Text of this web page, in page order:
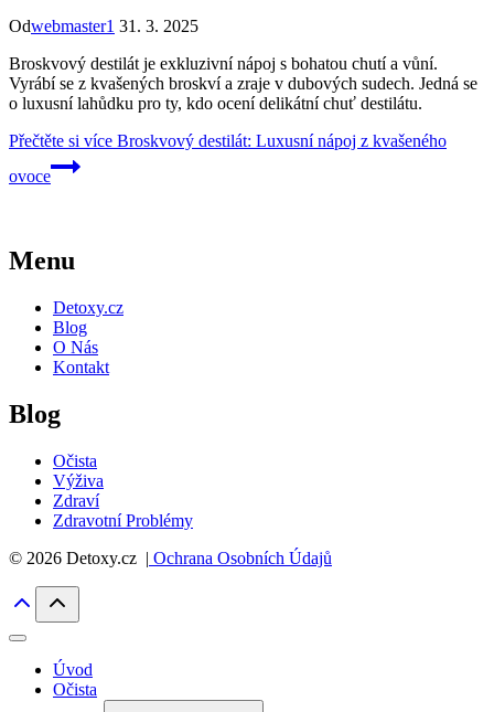
Odwebmaster1 31. 3. 2025
Broskvový destilát je exkluzivní nápoj s bohatou chutí a vůní.
Vyrábí se z kvašených broskví a zraje v dubových sudech. Jedná se
o luxusní lahůdku pro ty, kdo ocení delikátní chuť destilátu.
Přečtěte si více Broskvový destilát: Luxusní nápoj z kvašeného
ovoce
Menu
Detoxy.cz
Blog
O Nás
Kontakt
Blog
Očista
Výživa
Zdraví
Zdravotní Problémy
© 2026 Detoxy.cz | Ochrana Osobních Údajů
Úvod
Očista